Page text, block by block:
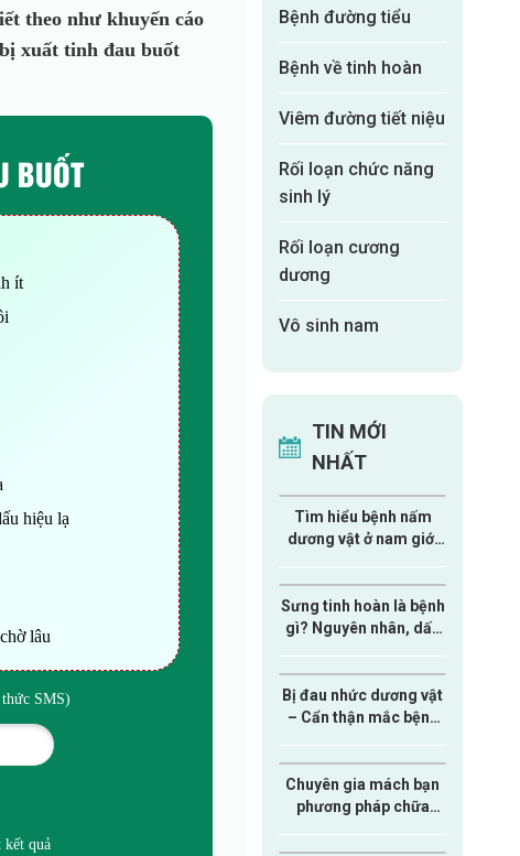
theo như khuyến cáo
xuất tinh đau buốt
BUỐT
ít
hiệu lạ
lâu
SMS)
kết quả
Bệnh đường tiểu
Bệnh về tinh hoàn
Viêm đường tiết niệu
Rối loạn chức năng
sinh lý
Rối loạn cương
dương
Vô sinh nam
TIN MỚI
NHẤT
Tìm hiểu bệnh nấm
dương vật ở nam giới
Sưng tinh hoàn là bệnh
gì? Nguyên nhân, dấu
giới cần biết
Bị đau nhức dương vật
– Cẩn thận mắc bệnh
Chuyên gia mách bạn
phương pháp chữa
dành cho nam giới